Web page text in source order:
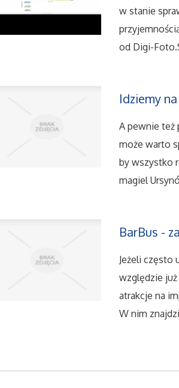
w stanie
od Digi-
Idziemy
A pewnie też
może warto
by wszystko
magiel
BarBus -
Jeżeli często
względzie
atrakcje na
W nim